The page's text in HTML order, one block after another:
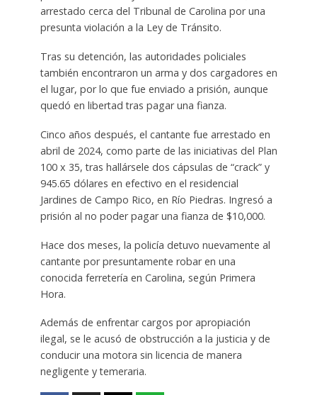
arrestado cerca del Tribunal de Carolina por una
presunta violación a la Ley de Tránsito.
Tras su detención, las autoridades policiales
también encontraron un arma y dos cargadores en
el lugar, por lo que fue enviado a prisión, aunque
quedó en libertad tras pagar una fianza.
Cinco años después, el cantante fue arrestado en
abril de 2024, como parte de las iniciativas del Plan
100 x 35, tras hallársele dos cápsulas de “crack” y
945.65 dólares en efectivo en el residencial
Jardines de Campo Rico, en Río Piedras. Ingresó a
prisión al no poder pagar una fianza de $10,000.
Hace dos meses, la policía detuvo nuevamente al
cantante por presuntamente robar en una
conocida ferretería en Carolina, según Primera
Hora.
Además de enfrentar cargos por apropiación
ilegal, se le acusó de obstrucción a la justicia y de
conducir una motora sin licencia de manera
negligente y temeraria.